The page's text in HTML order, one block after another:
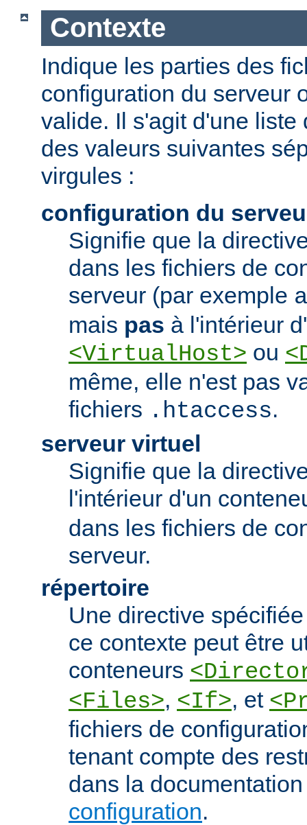
Contexte
Indique les parties des
configuration du serveur
valide. Il s'agit d'une liste
des valeurs suivantes
virgules :
configuration du
Signifie que la
dans les fichiers de
serveur (par exemple
mais pas à l'intérieur
<VirtualHost> ou
même, elle n'est pas
fichiers .htaccess.
serveur virtuel
Signifie que la
l'intérieur d'un
dans les fichiers de
serveur.
répertoire
Une directive
ce contexte peut être
conteneurs
<Files>, <If>, et
fichiers de
tenant compte des
dans la
configuration.